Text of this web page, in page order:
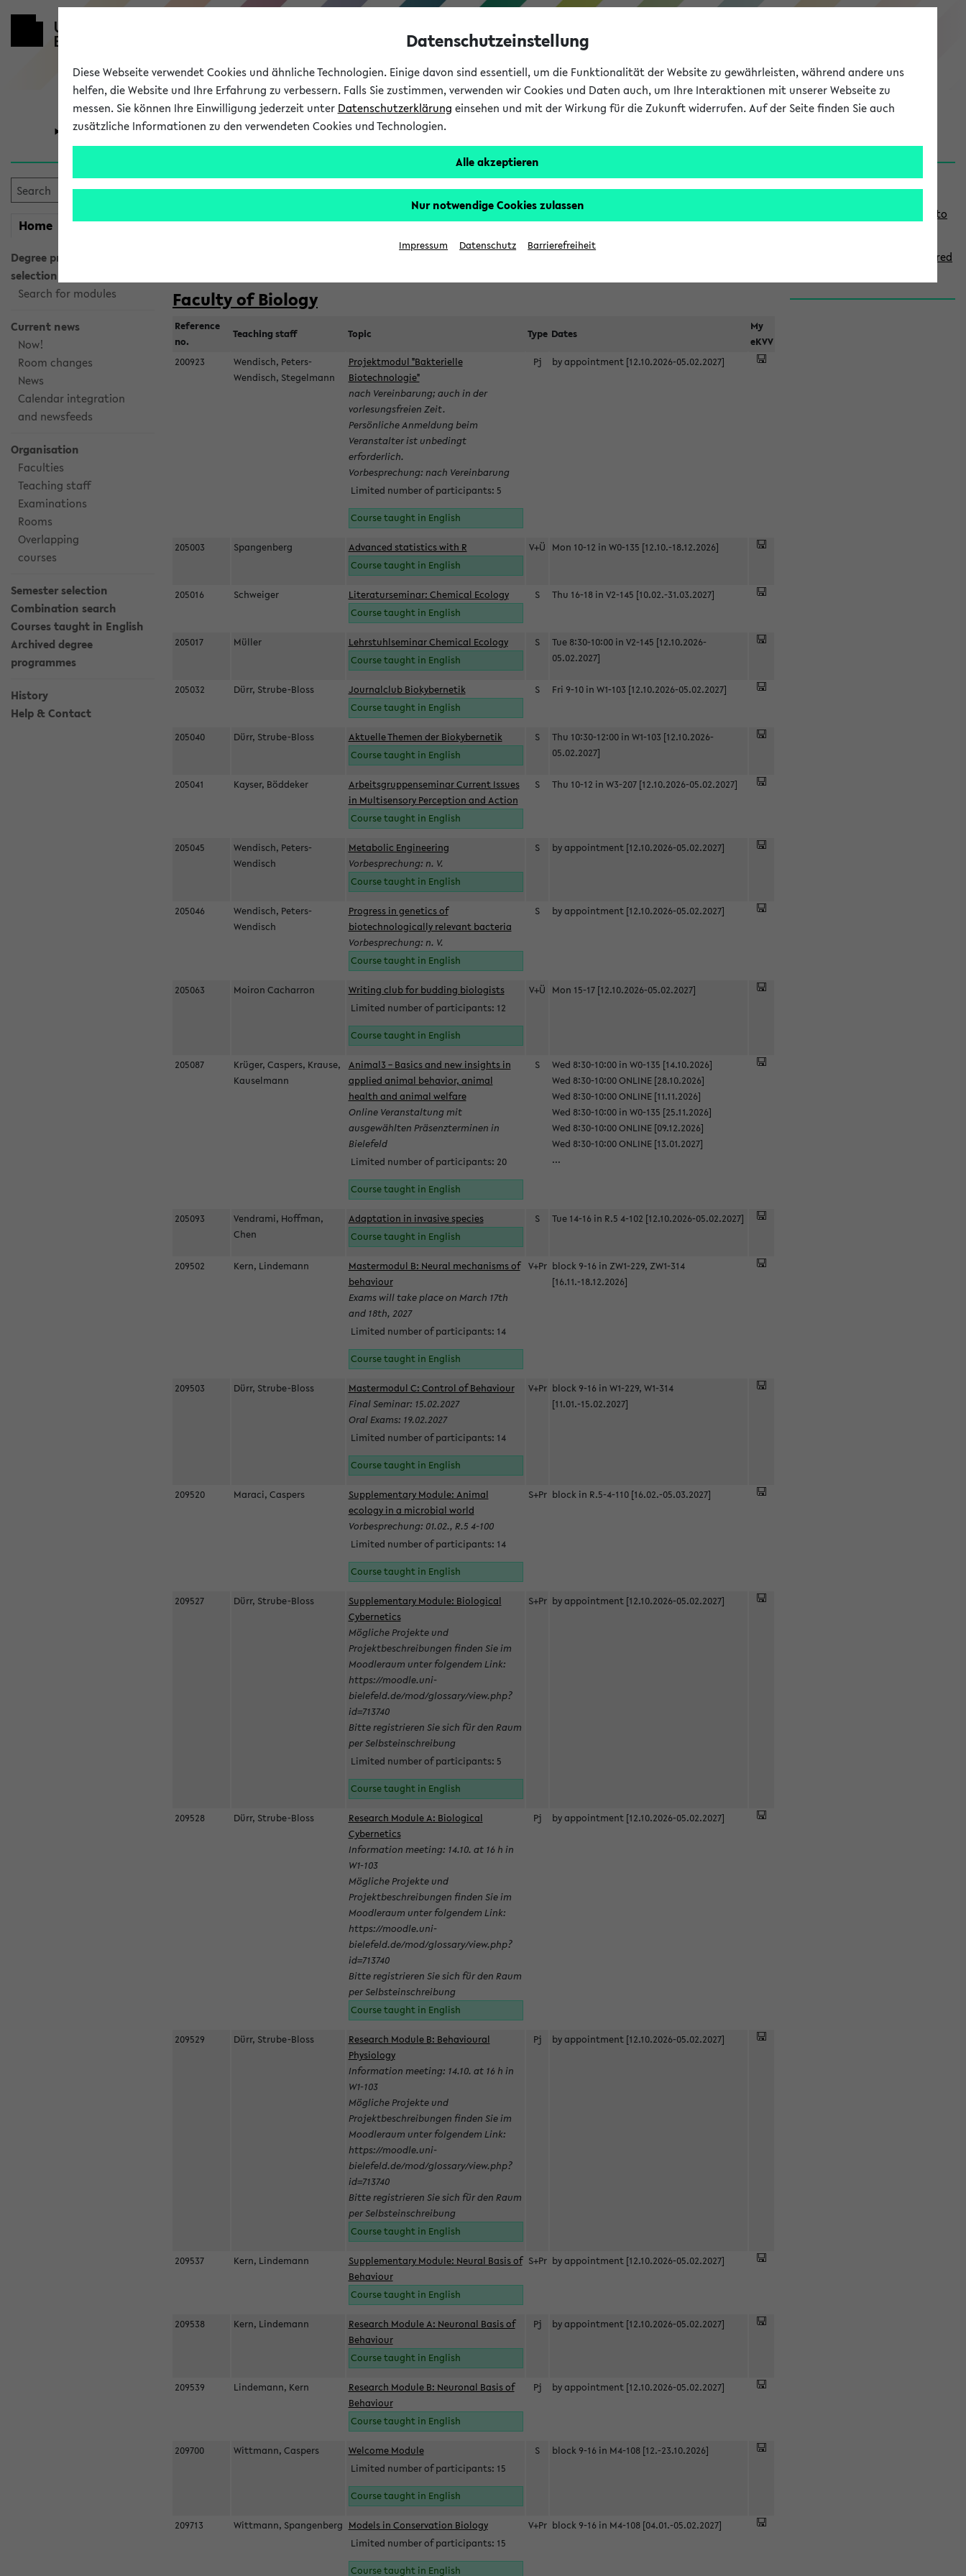
eKVV
University Research Studies
Home myeKVV
Degree programme
selection
Search for modules
Current news
Now!
Room changes
News
Calendar integration
and newsfeeds
Organisation
Faculties
Teaching staff
Examinations
Rooms
Overlapping
courses
Semester selection
Combination search
Courses taught in English
Archived degree
programmes
History
Help & Contact
Courses taught in English
Semester:
Faculty of Biology
Reference
no.
Teaching staff Topic Type Dates
My
eKVV
200923
Wendisch, Peters-
Wendisch, Stegelmann
Projektmodul "Bakterielle
Biotechnologie"
nach Vereinbarung; auch in der
vorlesungsfreien Zeit.
Persönliche Anmeldung beim
Veranstalter ist unbedingt
erforderlich.
Vorbesprechung: nach Vereinbarung
Limited number of participants: 5
Course taught in English
Pj by appointment [12.10.2026-05.02.2027]
205003 Spangenberg
Advanced statistics with R
Course taught in English
V+Ü Mon 10-12 in W0-135 [12.10.-18.12.2026]
205016 Schweiger
Literaturseminar: Chemical Ecology
Course taught in English
S Thu 16-18 in V2-145 [10.02.-31.03.2027]
205017 Müller
Lehrstuhlseminar Chemical Ecology
Course taught in English
S
Tue 8:30-10:00 in V2-145 [12.10.2026-
05.02.2027]
205032 Dürr, Strube-Bloss
Journalclub Biokybernetik
Course taught in English
S Fri 9-10 in W1-103 [12.10.2026-05.02.2027]
205040 Dürr, Strube-Bloss
Aktuelle Themen der Biokybernetik
Course taught in English
S
Thu 10:30-12:00 in W1-103 [12.10.2026-
05.02.2027]
205041 Kayser, Böddeker
Arbeitsgruppenseminar Current Issues
in Multisensory Perception and Action
Course taught in English
S Thu 10-12 in W3-207 [12.10.2026-05.02.2027]
205045
Wendisch, Peters-
Wendisch
Metabolic Engineering
Vorbesprechung: n. V.
Course taught in English
S by appointment [12.10.2026-05.02.2027]
205046
Wendisch, Peters-
Wendisch
Progress in genetics of
biotechnologically relevant bacteria
Vorbesprechung: n. V.
Course taught in English
S by appointment [12.10.2026-05.02.2027]
205063 Moiron Cacharron
Writing club for budding biologists
Limited number of participants: 12
Course taught in English
V+Ü Mon 15-17 [12.10.2026-05.02.2027]
205087
Krüger, Caspers, Krause,
Kauselmann
Animal3 – Basics and new insights in
applied animal behavior, animal
health and animal welfare
Online Veranstaltung mit
ausgewählten Präsenzterminen in
Bielefeld
Limited number of participants: 20
Course taught in English
S
Wed 8:30-10:00 in W0-135 [14.10.2026]
Wed 8:30-10:00 ONLINE [28.10.2026]
Wed 8:30-10:00 ONLINE [11.11.2026]
Wed 8:30-10:00 in W0-135 [25.11.2026]
Wed 8:30-10:00 ONLINE [09.12.2026]
Wed 8:30-10:00 ONLINE [13.01.2027]
...
205093
Vendrami, Hoffman,
Chen
Adaptation in invasive species
Course taught in English
S Tue 14-16 in R.5 4-102 [12.10.2026-05.02.2027]
209502 Kern, Lindemann
Mastermodul B: Neural mechanisms of
behaviour
Exams will take place on March 17th
and 18th, 2027
Limited number of participants: 14
Course taught in English
V+Pr block 9-16 in ZW1-229, ZW1-314
[16.11.-18.12.2026]
209503 Dürr, Strube-Bloss
Mastermodul C: Control of Behaviour
Final Seminar: 15.02.2027
Oral Exams: 19.02.2027
Limited number of participants: 14
Course taught in English
V+Pr block 9-16 in W1-229, W1-314
[11.01.-15.02.2027]
209520 Maraci, Caspers
Supplementary Module: Animal
ecology in a microbial world
Vorbesprechung: 01.02., R.5 4-100
Limited number of participants: 14
Course taught in English
S+Pr block in R.5-4-110 [16.02.-05.03.2027]
209527 Dürr, Strube-Bloss
Supplementary Module: Biological
Cybernetics
Mögliche Projekte und
Projektbeschreibungen finden Sie im
Moodleraum unter folgendem Link:
https://moodle.uni-
bielefeld.de/mod/glossary/view.php?
id=713740
Bitte registrieren Sie sich für den Raum
per Selbsteinschreibung
Limited number of participants: 5
Course taught in English
S+Pr by appointment [12.10.2026-05.02.2027]
209528 Dürr, Strube-Bloss
Research Module A: Biological
Cybernetics
Information meeting: 14.10. at 16 h in
W1-103
Mögliche Projekte und
Projektbeschreibungen finden Sie im
Moodleraum unter folgendem Link:
https://moodle.uni-
bielefeld.de/mod/glossary/view.php?
id=713740
Bitte registrieren Sie sich für den Raum
per Selbsteinschreibung
Course taught in English
Pj by appointment [12.10.2026-05.02.2027]
209529 Dürr, Strube-Bloss
Research Module B: Behavioural
Physiology
Information meeting: 14.10. at 16 h in
W1-103
Mögliche Projekte und
Projektbeschreibungen finden Sie im
Moodleraum unter folgendem Link:
https://moodle.uni-
bielefeld.de/mod/glossary/view.php?
id=713740
Bitte registrieren Sie sich für den Raum
per Selbsteinschreibung
Course taught in English
Pj by appointment [12.10.2026-05.02.2027]
209537 Kern, Lindemann
Supplementary Module: Neural Basis of
Behaviour
Course taught in English
S+Pr by appointment [12.10.2026-05.02.2027]
209538 Kern, Lindemann
Research Module A: Neuronal Basis of
Behaviour
Course taught in English
Pj by appointment [12.10.2026-05.02.2027]
209539 Lindemann, Kern
Research Module B: Neuronal Basis of
Behaviour
Course taught in English
Pj by appointment [12.10.2026-05.02.2027]
209700 Wittmann, Caspers
Welcome Module
Limited number of participants: 15
Course taught in English
S block 9-16 in M4-108 [12.-23.10.2026]
209713 Wittmann, Spangenberg Models in Conservation Biology
Limited number of participants: 15
Course taught in English
V+Pr block 9-16 in M4-108 [04.01.-05.02.2027]
S
d
Links
Use the combination search to
How to indicate courses offered
Datenschutzeinstellung
Diese Webseite verwendet Cookies und ähnliche Technologien. Einige davon sind essentiell, um die Funktionalität der Website zu gewährleisten, während andere uns
helfen, die Website und Ihre Erfahrung zu verbessern. Falls Sie zustimmen, verwenden wir Cookies und Daten auch, um Ihre Interaktionen mit unserer Webseite zu
messen. Sie können Ihre Einwilligung jederzeit unter Datenschutzerklärung einsehen und mit der Wirkung für die Zukunft widerrufen. Auf der Seite finden Sie auch
zusätzliche Informationen zu den verwendeten Cookies und Technologien.
Alle akzeptieren
Nur notwendige Cookies zulassen
Impressum Datenschutz Barrierefreiheit